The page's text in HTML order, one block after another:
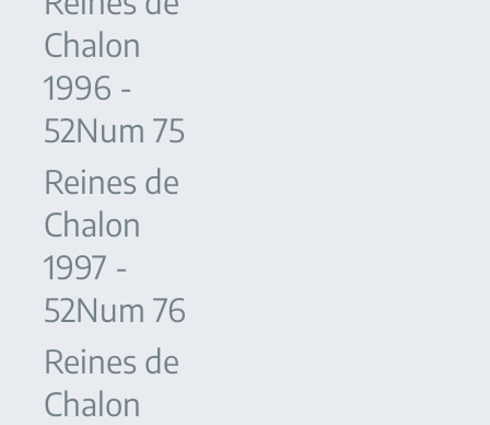
Chalon
1996 -
52Num 75
Reines de
Chalon
1997 -
52Num 76
Reines de
Chalon